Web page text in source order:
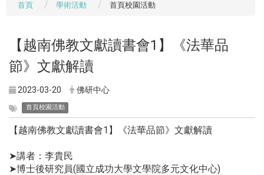
首頁 學術活動 首頁校園活動
【越南佛教文獻讀書會1】《法華品
節》文獻解讀
2023-03-20 佛研中心
首頁校園活動
【越南佛教文獻讀書會1】《法華品節》文獻解讀
➤講者：李貴民
➤博士後研究員(國立成功大學文學院多元文化中心)